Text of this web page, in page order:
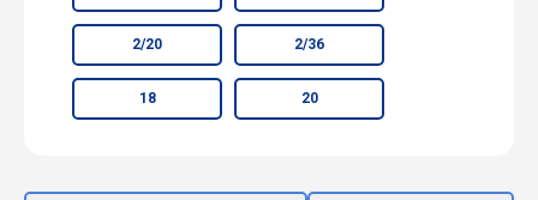
2/20 2/36
18 20